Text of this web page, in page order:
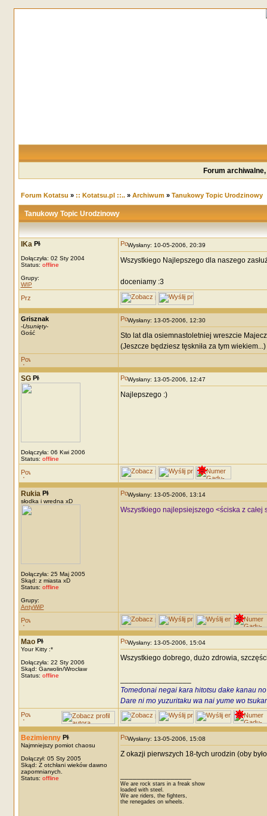
Forum
Forum Kotatsu » :: Kotatsu.pl ::..» Archiwum» Tanukowy Topic Urodzinowy
Tanukowy Topic Urodzinowy
IKa
Dołączyła: 02 Sty 2004
Status: offline
Grupy:
WIP
Wysłany: 10-05-2006, 20:39
Wszystkiego Najlepszego dla naszego
doceniamy :3
Grisznak
-Usunięty-
Gość
Wysłany: 13-05-2006, 12:30
Sto lat dla osiemnastoletniej wreszcie
(Jeszcze będziesz tęskniła za tym wiekiem...)
SG
Dołączyła: 06 Kwi 2006
Status: offline
Wysłany: 13-05-2006, 12:47
Najlepszego :)
Rukia
słodka i wredna xD
Dołączyła: 25 Maj 2005
Skąd: z miasta xD
Status: offline
Grupy:
AntyWiP
Wysłany: 13-05-2006, 13:14
Wszystkiego najlepsiejszego <ściska z całej
Mao
Your Kitty :*
Dołączyła: 22 Sty 2006
Skąd: Garwolin/Wrocław
Status: offline
Wysłany: 13-05-2006, 15:04
Wszystkiego dobrego, dużo zdrowia,
Tomedonai negai kara hitotsu dake kanau
Dare ni mo yuzuritaku wa nai yume wo
Bezimienny
Najmniejszy pomiot chaosu
Dołączył: 05 Sty 2005
Skąd: Z otchłani wieków dawno
zapomnianych.
Status: offline
Wysłany: 13-05-2006, 15:08
Z okazji pierwszych 18-tych urodzin (oby
We are rock stars in a freak show
loaded with steel.
We are riders, the fighters,
the renegades on wheels.